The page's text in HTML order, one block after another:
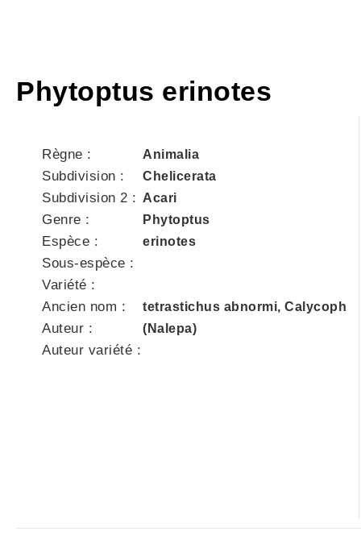
Phytoptus erinotes
Règne : Animalia
Subdivision : Chelicerata
Subdivision 2 : Acari
Genre : Phytoptus
Espèce : erinotes
Sous-espèce :
Variété :
Ancien nom :
tetrastichus abnormi, Calycoph
Auteur : (Nalepa)
Auteur variété :